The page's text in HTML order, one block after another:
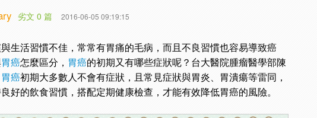
劣文 0 篇 2016-06-05 09:19:15
生活習慣不佳，常常有胃痛的毛病，而且不良習慣也容易導致癌
胃癌怎麼區分， 胃癌的初期又有哪些症狀呢？台大醫院腫瘤醫學部陳
胃癌初期大多數人不會有症狀，且常見症狀與胃炎、胃潰瘍等雷同，
好的飲食習慣，搭配定期健康檢查，才能有效降低胃癌的風險。